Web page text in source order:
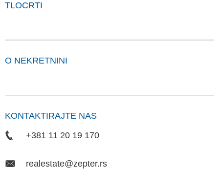
TLOCRTI
O NEKRETNINI
KONTAKTIRAJTE NAS
+381 11 20 19 170
realestate@zepter.rs